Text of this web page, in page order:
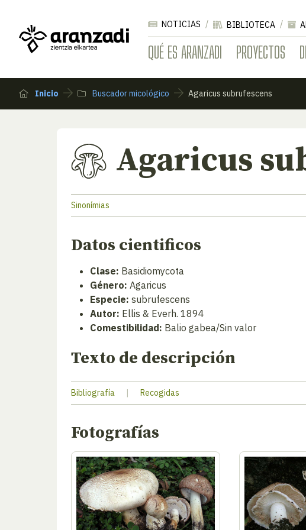
QUÉ ES ARANZADI PROYECTOS
NOTICIAS BIBLIOTECA
Inicio Buscador micológico Agaricus subrufescens
Agaricus
Sinonímias
Datos cientificos
Clase: Basidiomycota
Género: Agaricus
Especie: subrufescens
Autor: Ellis & Everh. 1894
Comestibilidad: Balio gabea/Sin valor
Texto de descripción
Bibliografía | Recogidas
Fotografías